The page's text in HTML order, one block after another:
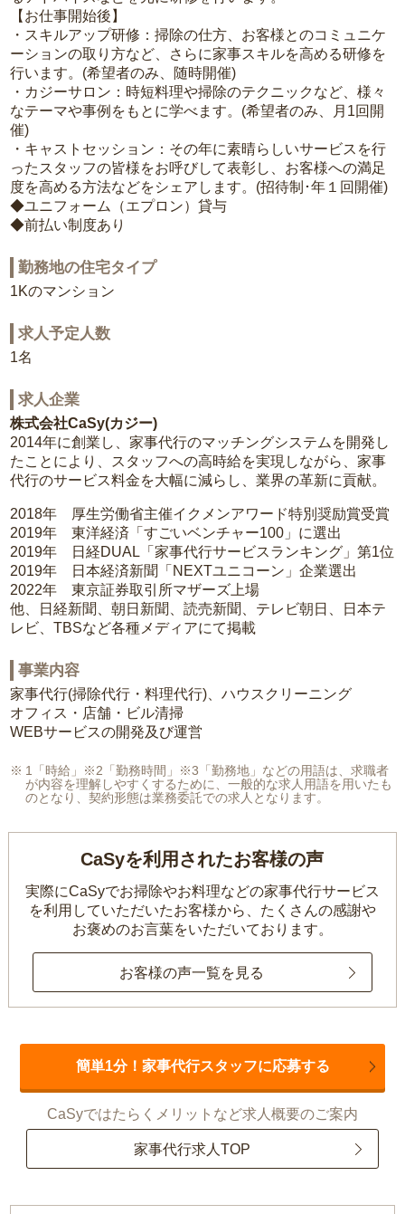
【お仕事開始後】
・スキルアップ研修：掃除の仕方、お客様とのコミュニケ
ーションの取り方など、さらに家事スキルを高める研修を
行います。(希望者のみ、随時開催)
・カジーサロン：時短料理や掃除のテクニックなど、様々
なテーマや事例をもとに学べます。(希望者のみ、月1回開
催)
・キャストセッション：その年に素晴らしいサービスを行
ったスタッフの皆様をお呼びして表彰し、お客様への満足
度を高める方法などをシェアします。(招待制･年１回開催)
◆ユニフォーム（エプロン）貸与
◆前払い制度あり
勤務地の住宅タイプ
1Kのマンション
求人予定人数
1名
求人企業
株式会社CaSy(カジー)
2014年に創業し、家事代行のマッチングシステムを開発し
たことにより、スタッフへの高時給を実現しながら、家事
代行のサービス料金を大幅に減らし、業界の革新に貢献。
2018年 厚生労働省主催イクメンアワード特別奨励賞受賞
2019年 東洋経済「すごいベンチャー100」に選出
2019年 日経DUAL「家事代行サービスランキング」第1位
2019年 日本経済新聞「NEXTユニコーン」企業選出
2022年 東京証券取引所マザーズ上場
他、日経新聞、朝日新聞、読売新聞、テレビ朝日、日本テ
レビ、TBSなど各種メディアにて掲載
事業内容
家事代行(掃除代行・料理代行)、ハウスクリーニング
オフィス・店舗・ビル清掃
WEBサービスの開発及び運営
1「時給」※2「勤務時間」※3「勤務地」などの用語は、求職者
が内容を理解しやすくするために、一般的な求人用語を用いたも
のとなり、契約形態は業務委託での求人となります。
CaSyを利用されたお客様の声
実際にCaSyでお掃除やお料理などの家事代行サービス
を利用していただいたお客様から、 たくさんの感謝や
お褒めのお言葉をいただいております。
お客様の声一覧を見る
簡単1分！家事代行スタッフに応募する
CaSyではたらくメリットなど求人概要のご案内
家事代行求人TOP